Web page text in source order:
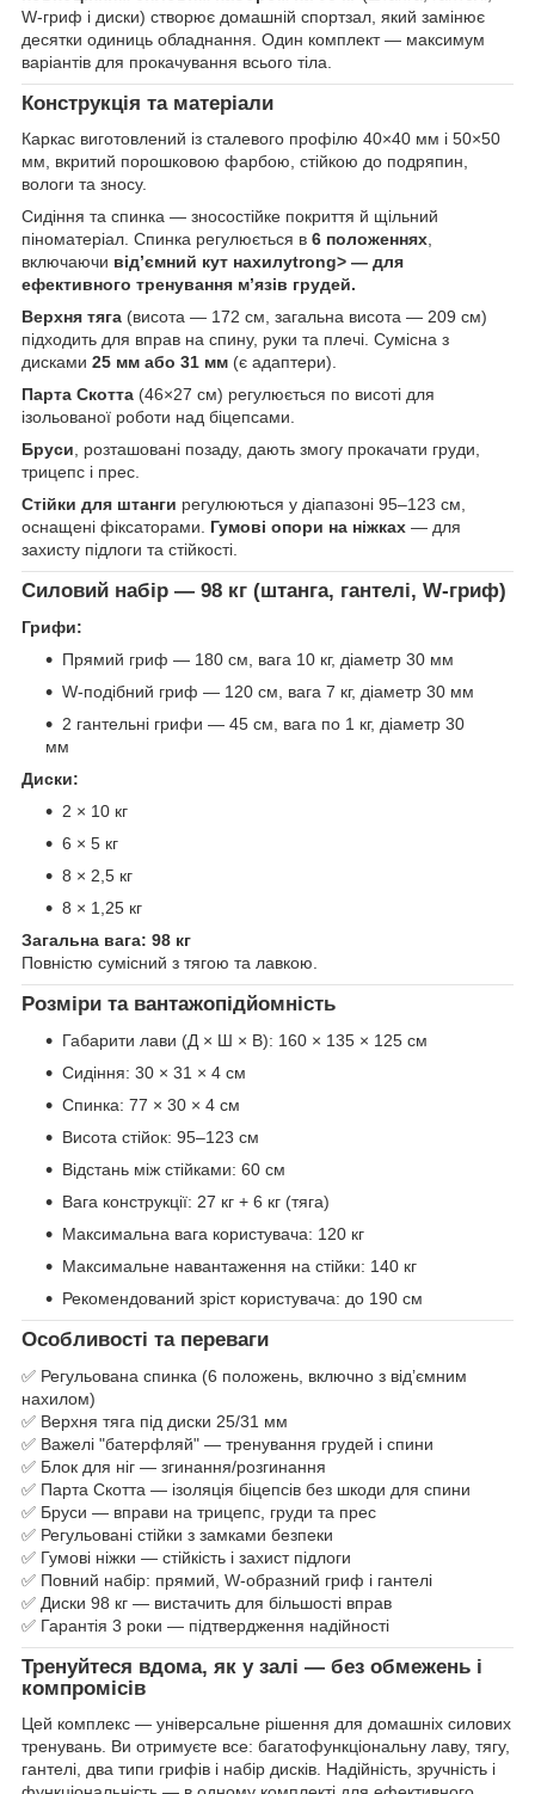
W-гриф і диски) створює домашній спортзал, який замінює
десятки одиниць обладнання. Один комплект — максимум
варіантів для прокачування всього тіла.
Конструкція та матеріали
Каркас виготовлений із сталевого профілю 40×40 мм і 50×50
мм, вкритий порошковою фарбою, стійкою до подряпин,
вологи та зносу.
Сидіння та спинка — зносостійке покриття й щільний
піноматеріал. Спинка регулюється в 6 положеннях,
включаючи від’ємний кут нахилуtrong> — для
ефективного тренування м’язів грудей.
Верхня тяга (висота — 172 см, загальна висота — 209 см)
підходить для вправ на спину, руки та плечі. Сумісна з
дисками 25 мм або 31 мм (є адаптери).
Парта Скотта (46×27 см) регулюється по висоті для
ізольованої роботи над біцепсами.
Бруси, розташовані позаду, дають змогу прокачати груди,
трицепс і прес.
Стійки для штанги регулюються у діапазоні 95–123 см,
оснащені фіксаторами. Гумові опори на ніжках — для
захисту підлоги та стійкості.
Силовий набір — 98 кг (штанга, гантелі, W-гриф)
Грифи:
Прямий гриф — 180 см, вага 10 кг, діаметр 30 мм
W-подібний гриф — 120 см, вага 7 кг, діаметр 30 мм
2 гантельні грифи — 45 см, вага по 1 кг, діаметр 30
мм
Диски:
2 × 10 кг
6 × 5 кг
8 × 2,5 кг
8 × 1,25 кг
Загальна вага: 98 кг
Повністю сумісний з тягою та лавкою.
Розміри та вантажопідйомність
Габарити лави (Д × Ш × В): 160 × 135 × 125 см
Сидіння: 30 × 31 × 4 см
Спинка: 77 × 30 × 4 см
Висота стійок: 95–123 см
Відстань між стійками: 60 см
Вага конструкції: 27 кг + 6 кг (тяга)
Максимальна вага користувача: 120 кг
Максимальне навантаження на стійки: 140 кг
Рекомендований зріст користувача: до 190 см
Особливості та переваги
✅ Регульована спинка (6 положень, включно з від’ємним
нахилом)
✅ Верхня тяга під диски 25/31 мм
✅ Важелі "батерфляй" — тренування грудей і спини
✅ Блок для ніг — згинання/розгинання
✅ Парта Скотта — ізоляція біцепсів без шкоди для спини
✅ Бруси — вправи на трицепс, груди та прес
✅ Регульовані стійки з замками безпеки
✅ Гумові ніжки — стійкість і захист підлоги
✅ Повний набір: прямий, W-образний гриф і гантелі
✅ Диски 98 кг — вистачить для більшості вправ
✅ Гарантія 3 роки — підтвердження надійності
Тренуйтеся вдома, як у залі — без обмежень і
компромісів
Цей комплекс — універсальне рішення для домашніх силових
тренувань. Ви отримуєте все: багатофункціональну лаву, тягу,
гантелі, два типи грифів і набір дисків. Надійність, зручність і